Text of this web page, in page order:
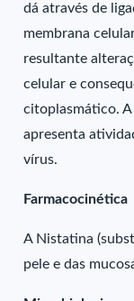
dá através de
membrana
resultante
celular e
citoplasmático.
apresenta
vírus.
Farmacocinética
A Nistatina
pele e das